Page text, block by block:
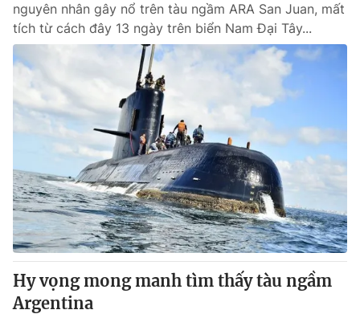
nguyên nhân gây nổ trên tàu ngầm ARA San Juan, mất
tích từ cách đây 13 ngày trên biển Nam Đại Tây...
Hy vọng mong manh tìm thấy tàu ngầm
Argentina